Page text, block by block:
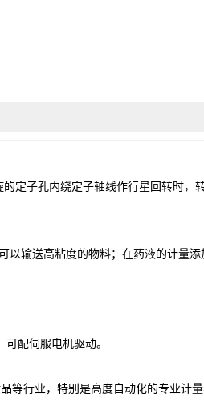
定子孔内绕定子轴线作行星回转时
输送高粘度的物料；在药液的计量
配伺服电机驱动。
行业，特别是高度自动化的专业计